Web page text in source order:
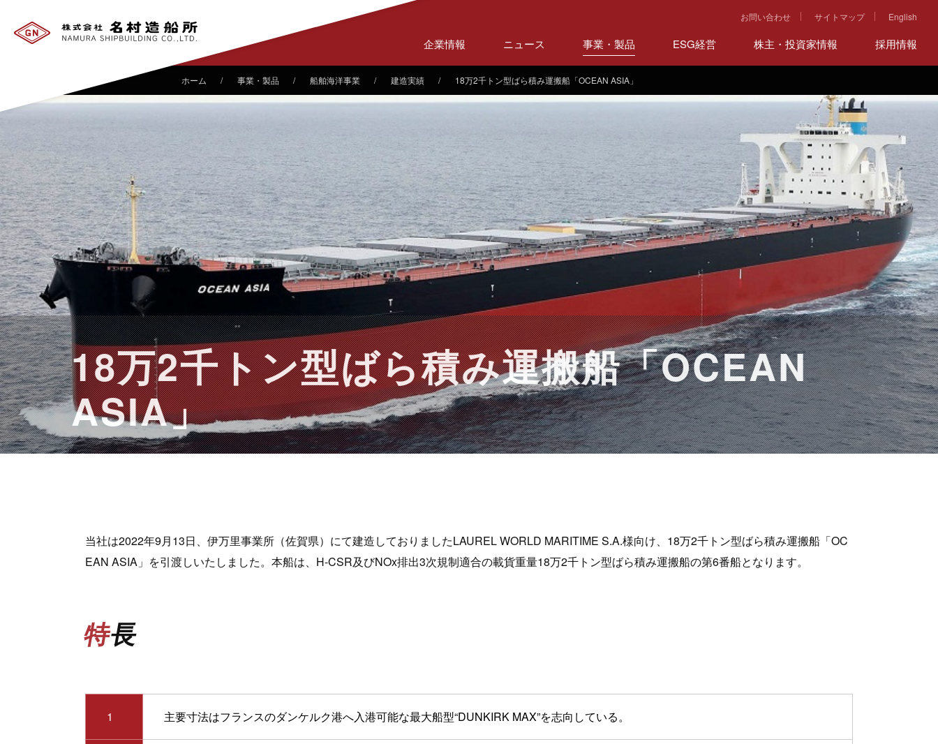
企業情報 ニュース 事業・製品 ESG経営 株主・投資家情報 採用情報
お問い合わせ サイトマップ English
事業・製品 船舶海洋事業 建造実績 18万2千トン型ばら積み運搬船「OCEAN ASIA」
18万2千トン型ばら積み運搬船「OCEAN
ASIA」
当社は2022年9月13日、伊万里事業所（佐賀県）にて建造しておりましたLAUREL WORLD MARITIME S.A.様向け、18万2千トン型ばら積み運搬船「OC
EAN ASIA」を引渡しいたしました。本船は、H-CSR及びNOx排出3次規制適合の載貨重量18万2千トン型ばら積み運搬船の第6番船となります。
特長
1 主要寸法はフランスのダンケルク港へ入港可能な最大船型“DUNKIRK MAX”を志向している。